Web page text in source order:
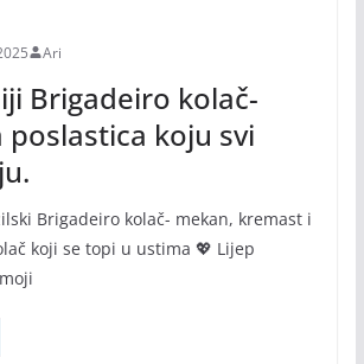
Ari
Brigadeiro kolač-
poslastica koju svi
Brigadeiro kolač- mekan, kremast i
koji se topi u ustima 💖 Lijep